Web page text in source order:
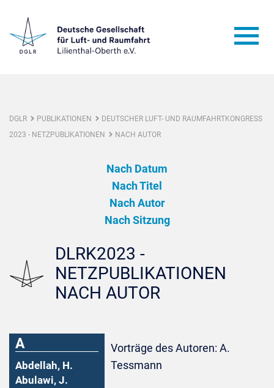
DGLR PUBLIKATIONEN
DEUTSCHER LUFT- UND RAUMFAHRTKONGRESS
2023 - NETZPUBLIKATIONEN
NACH AUTOR
Nach Datum
Nach Titel
Nach Autor
Nach Sitzung
DLRK2023 -
NETZPUBLIKATIONEN
NACH AUTOR
A
Abdellah, H.
Abulawi, J.
Vorträge des Autoren: A.
Tessmann